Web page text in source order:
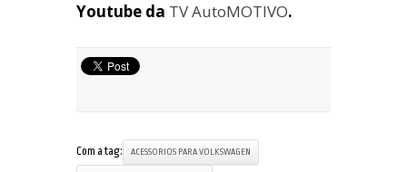
Youtube da TV AutoMOTIVO.
Com a tag: ACESSORIOS PARA VOLKSWAGEN